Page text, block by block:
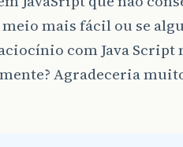
mais fácil ou se
com Java Script
Agradeceria